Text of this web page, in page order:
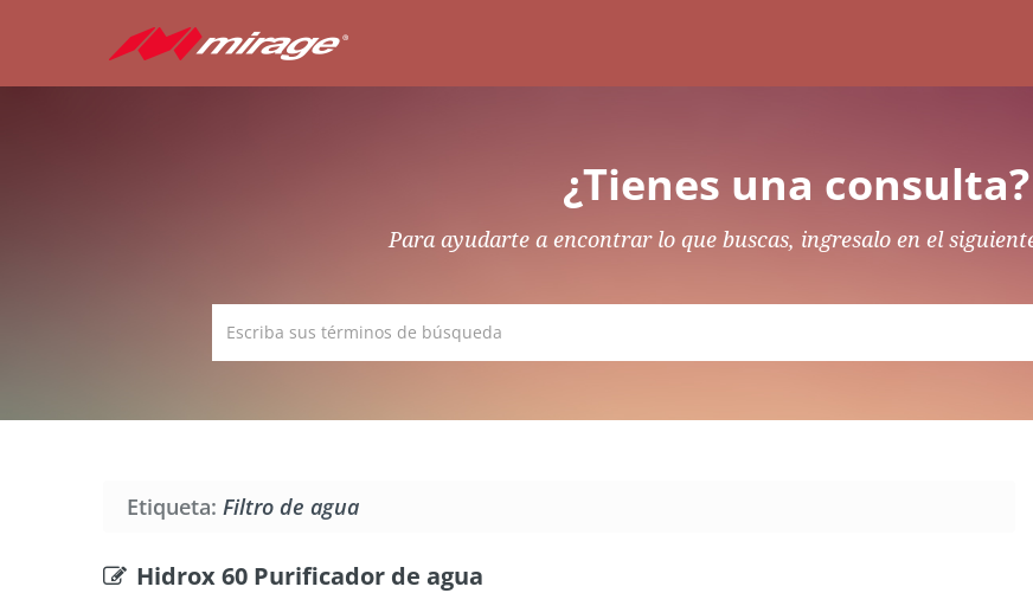
¿Tienes una consulta?
Para ayudarte a encontrar lo que buscas, ingresalo en el
Etiqueta: Filtro de agua
Hidrox 60 Purificador de agua